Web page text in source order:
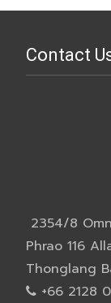
Contact
2354/8
Phrao 116
Thonglang
+66 2128